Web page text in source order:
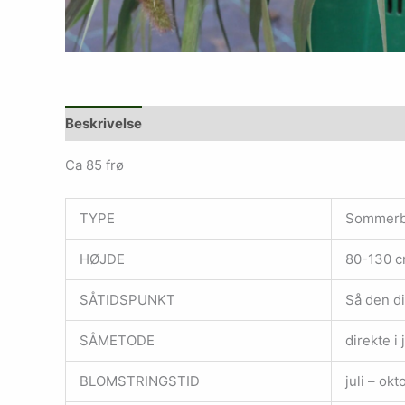
Beskrivelse
Ca 85 frø
TYPE
HØJDE 80-130
SÅTIDSPUNKT Så den
SÅMETODE direkte i
BLOMSTRINGSTID juli –